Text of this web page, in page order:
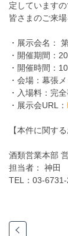
定しています
皆さまのご来
・展示会名：
・開催期間：
・開催時間：
・会場：幕張
・入場料：完
・展示会URL：
【本件に関す
酒類営業本部
担当者： 神田
TEL：03-